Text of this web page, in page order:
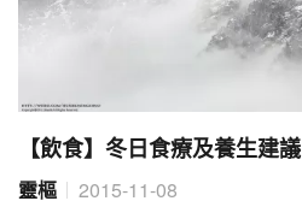
【飲食】冬日食療及養生建議
靈樞
2015-11-08